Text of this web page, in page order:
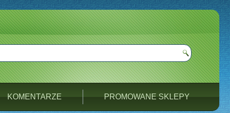
KOMENTARZE PROMOWANE SKLEPY